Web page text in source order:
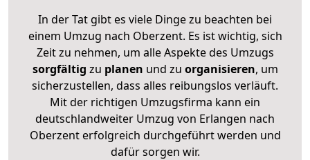
In der Tat gibt es viele Dinge zu beachten bei
einem Umzug nach Oberzent. Es ist wichtig, sich
Zeit zu nehmen, um alle Aspekte des Umzugs
sorgfältig zu planen und zu organisieren, um
sicherzustellen, dass alles reibungslos verläuft.
Mit der richtigen Umzugsfirma kann ein
deutschlandweiter Umzug von Erlangen nach
Oberzent erfolgreich durchgeführt werden und
dafür sorgen wir.